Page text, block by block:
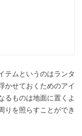
テムというのはランタ
かせておくためのアイ
るものは地面に置くよ
りを照らすことができ